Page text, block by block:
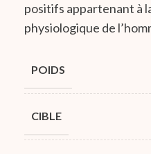
positifs appartenant à
physiologique de
POIDS
CIBLE